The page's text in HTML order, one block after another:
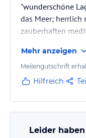
"wunderschöne
das Meer; herrlich
zauberhaften
Charme; Erholung
sehr herzlich und
Kaas kümmern
täglich
absolut sauber
Mehr anzeigen
Meilengutschrift
Hilfreich
Leider